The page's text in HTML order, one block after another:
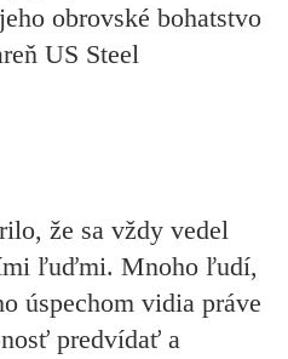
obrovské bohatstvo
US Steel
že sa vždy vedel
ľuďmi. Mnoho ľudí,
úspechom vidia práve
predvídať a